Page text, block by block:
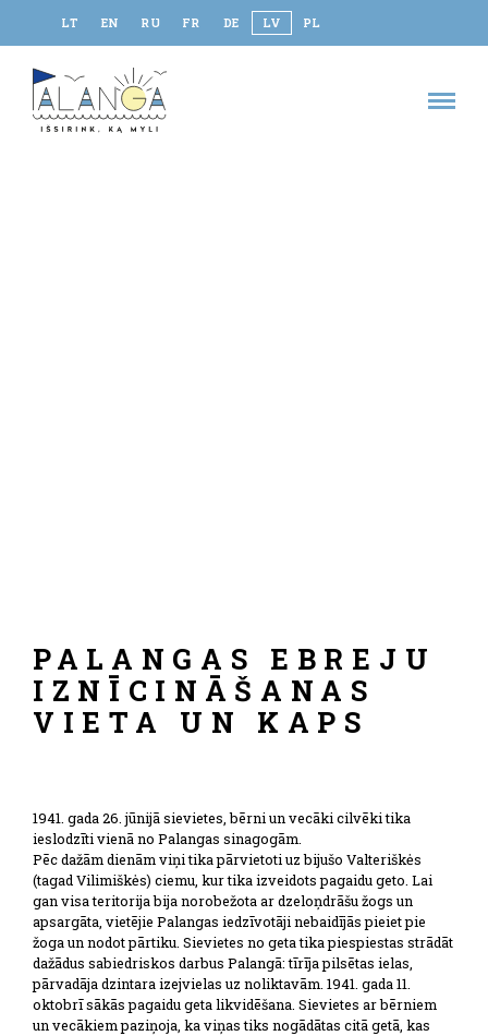
LT EN RU FR DE LV PL
PALANGAS EBREJU
IZNĪCINĀŠANAS
VIETA UN KAPS
1941. gada 26. jūnijā sievietes, bērni un vecāki cilvēki tika
ieslodzīti vienā no Palangas sinagogām.
Pēc dažām dienām viņi tika pārvietoti uz bijušo Valteriškės
(tagad Vilimiškės) ciemu, kur tika izveidots pagaidu geto. Lai
gan visa teritorija bija norobežota ar dzeloņdrāšu žogs un
apsargāta, vietējie Palangas iedzīvotāji nebaidījās pieiet pie
žoga un nodot pārtiku. Sievietes no geta tika piespiestas strādāt
dažādus sabiedriskos darbus Palangā: tīrīja pilsētas ielas,
pārvadāja dzintara izejvielas uz noliktavām. 1941. gada 11.
oktobrī sākās pagaidu geta likvidēšana. Sievietes ar bērniem
un vecākiem paziņoja, ka viņas tiks nogādātas citā getā, kas